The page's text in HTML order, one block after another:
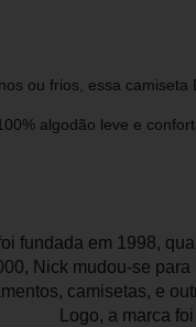
ou frios, essa camiseta
algodão leve e
fundada em 1998,
Nick mudou-se
camisetas, e
Logo, a marca